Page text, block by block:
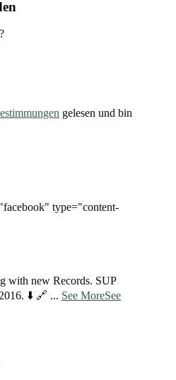
gelesen und bin
type="content-
with new Records. SUP
⬇️ 🔗 ... See MoreSee